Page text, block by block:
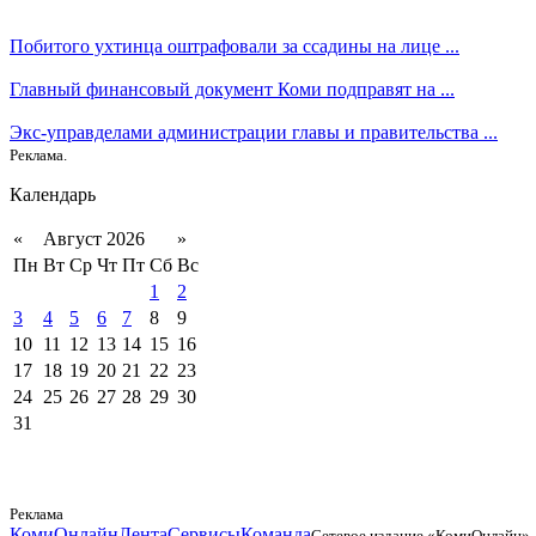
Побитого ухтинца оштрафовали за ссадины на лице ...
Главный финансовый документ Коми подправят на ...
Экс-управделами администрации главы и правительства ...
Реклама.
Календарь
« Август 2026
»
Пн Вт Ср Чт Пт Сб Вс
1
2
3
4 5 6 7 8
9
10 11 12 13 14 15 16
17 18 19 20 21 22 23
24 25 26 27 28 29 30
31
Реклама